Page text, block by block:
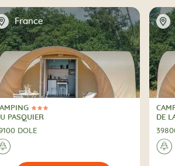
France
Estrellas
PASQUIER
DOLE
📍
3
DE
🌲